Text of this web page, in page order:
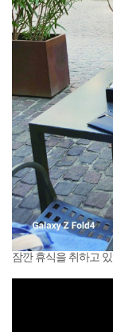
잠깐 휴식을 취하고